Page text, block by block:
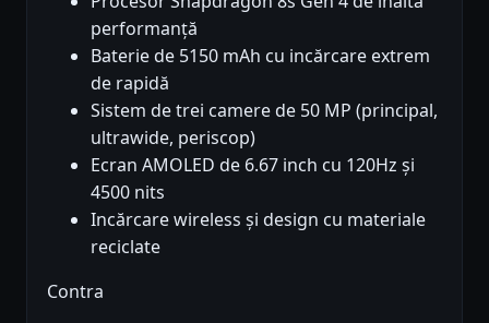
performanță
Baterie de 5150 mAh cu incărcare extrem
de rapidă
Sistem de trei camere de 50 MP (principal,
ultrawide, periscop)
Ecran AMOLED de 6.67 inch cu 120Hz și
4500 nits
Incărcare wireless și design cu materiale
reciclate
Contra